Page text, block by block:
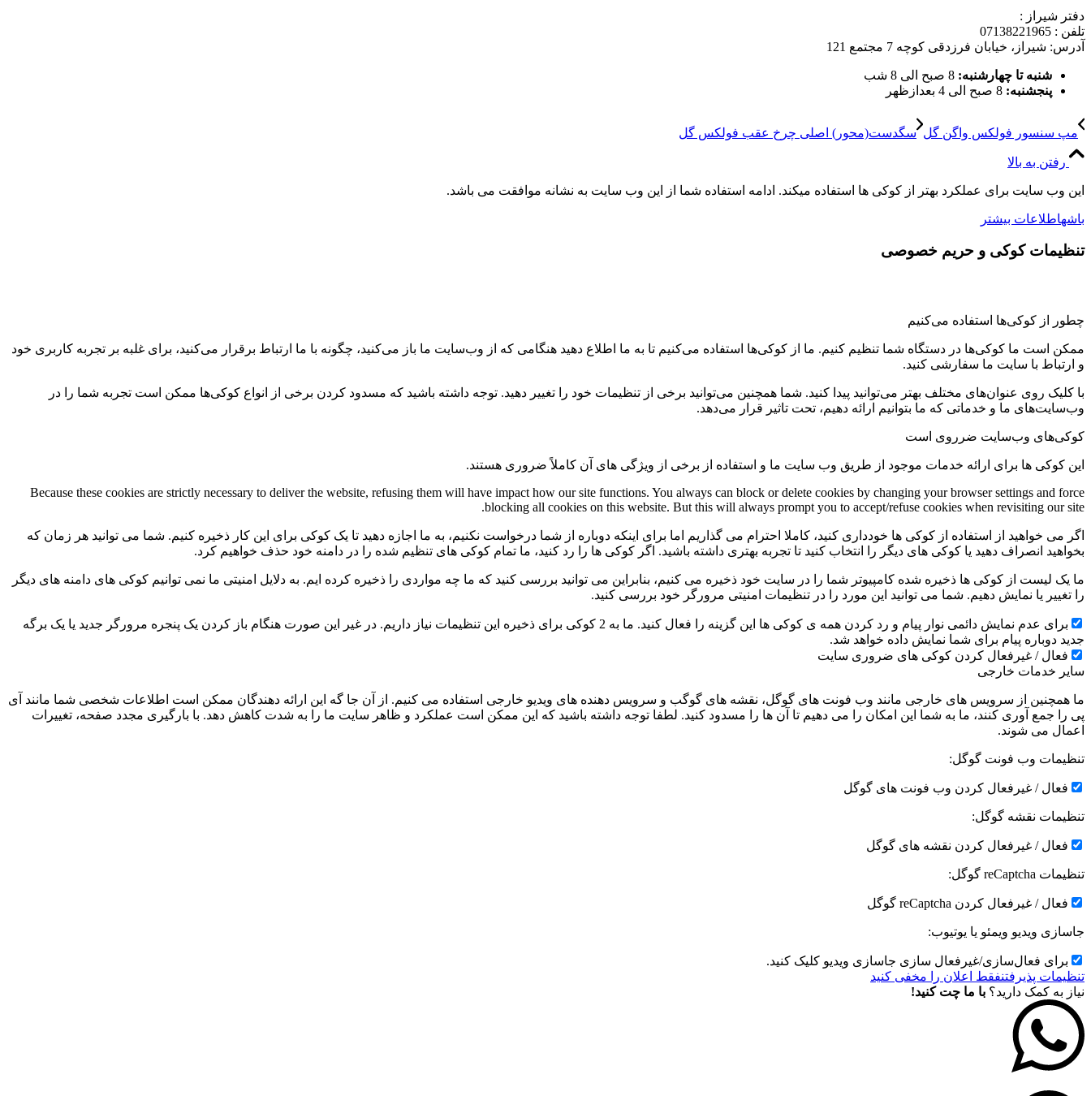
دفتر شیراز :
تلفن : 07138221965
آدرس: شیراز، خیابان فرزدقی کوچه 7 مجتمع 121
شنبه تا چهارشنبه: 8 صبح الی 8 شب
پنجشنبه: 8 صبح الی 4 بعدازظهر
مپ سنسور فولکس واگن گل سگدست(محور) اصلی چرخ عقب فولکس گل
رفتن به بالا
این وب سایت برای عملکرد بهتر از کوکی ها استفاده میکند. ادامه استفاده شما از این وب سایت به نشانه موافقت می باشد.
باشهاطلاعات بیشتر
تنظیمات کوکی و حریم خصوصی
چطور از کوکی‌ها استفاده می‌کنیم
ممکن است ما کوکی‌ها در دستگاه شما تنظیم کنیم. ما از کوکی‌ها استفاده می‌کنیم تا به ما اطلاع دهید هنگامی که از وب‌سایت ما باز می‌کنید، چگونه با ما ارتباط برقرار می‌کنید، برای غلبه بر تجربه کاربری خود
و ارتباط با سایت ما سفارشی کنید.
با کلیک روی عنوان‌های مختلف بهتر می‌توانید پیدا کنید. شما همچنین می‌توانید برخی از تنظیمات خود را تغییر دهید. توجه داشته باشید که مسدود کردن برخی از انواع کوکی‌ها ممکن است تجربه شما را در
وب‌سایت‌های ما و خدماتی که ما بتوانیم ارائه دهیم، تحت تاثیر قرار می‌دهد.
کوکی‌های وب‌سایت ضرروی است
این کوکی ها برای ارائه خدمات موجود از طریق وب سایت ما و استفاده از برخی از ویژگی های آن کاملاً ضروری هستند.
Because these cookies are strictly necessary to deliver the website, refusing them will have impact how our site functions. You always can block or delete cookies by changing your browser settings and force
blocking all cookies on this website. But this will always prompt you to accept/refuse cookies when revisiting our site.
اگر می خواهید از استفاده از کوکی ها خودداری کنید، کاملا احترام می گذاریم اما برای اینکه دوباره از شما درخواست نکنیم، به ما اجازه دهید تا یک کوکی برای این کار ذخیره کنیم. شما می توانید هر زمان که
بخواهید انصراف دهید یا کوکی های دیگر را انتخاب کنید تا تجربه بهتری داشته باشید. اگر کوکی ها را رد کنید، ما تمام کوکی های تنظیم شده را در دامنه خود حذف خواهیم کرد.
ما یک لیست از کوکی ها ذخیره شده کامپیوتر شما را در سایت خود ذخیره می کنیم، بنابراین می توانید بررسی کنید که ما چه مواردی را ذخیره کرده ایم. به دلایل امنیتی ما نمی توانیم کوکی های دامنه های دیگر
را تغییر یا نمایش دهیم. شما می توانید این مورد را در تنظیمات امنیتی مرورگر خود بررسی کنید.
برای عدم نمایش دائمی نوار پیام و رد کردن همه ی کوکی ها این گزینه را فعال کنید. ما به 2 کوکی برای ذخیره این تنظیمات نیاز داریم. در غیر این صورت هنگام باز کردن یک پنجره مرورگر جدید یا یک برگه
جدید دوباره پیام برای شما نمایش داده خواهد شد.
فعال / غیرفعال کردن کوکی های ضروری سایت
سایر خدمات خارجی
ما همچنین از سرویس های خارجی مانند وب فونت های گوگل، نقشه های گوگب و سرویس دهنده های ویدیو خارجی استفاده می کنیم. از آن جا گه این ارائه دهندگان ممکن است اطلاعات شخصی شما مانند آی
پی را جمع آوری کنند، ما به شما این امکان را می دهیم تا آن ها را مسدود کنید. لطفا توجه داشته باشید که این ممکن است عملکرد و ظاهر سایت ما را به شدت کاهش دهد. با بارگیری مجدد صفحه، تغییرات
اعمال می شوند.
تنظیمات وب فونت گوگل:
فعال / غیرفعال کردن وب فونت های گوگل
تنظیمات نقشه گوگل:
فعال / غیرفعال کردن نقشه های گوگل
تنظیمات reCaptcha گوگل:
فعال / غیرفعال کردن reCaptcha گوگل
جاسازی ویدیو ویمئو یا یوتیوب:
برای فعال‌سازی/غیرفعال سازی جاسازی ویدیو کلیک کنید.
تنظیمات پذیرفتنفقط اعلان را مخفی کنید
نیاز به کمک دارید؟ با ما چت کنید!